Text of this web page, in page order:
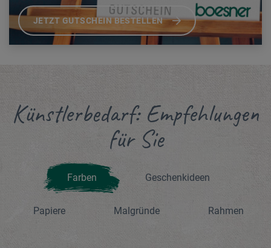
JETZT GUTSCHEIN BESTELLEN
Künstlerbedarf: Empfehlungen
für Sie
Farben Geschenkideen
Papiere Malgründe Rahmen